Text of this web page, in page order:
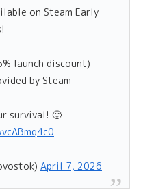
on Steam Early
launch discount)
by Steam
survival! 🙂
April 7, 2026